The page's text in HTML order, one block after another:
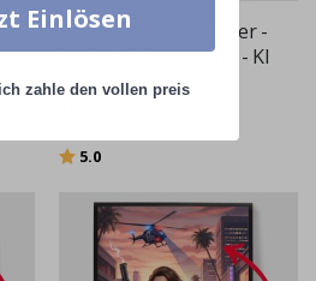
Personalisierte Poster -
Alter Comicbuch-Stil - KI
Poster
Bewertung:
5.0
Einlösen
zahle den vollen preis